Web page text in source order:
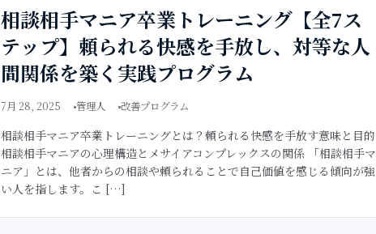
相談相手マニア卒業トレーニング【全7ス
テップ】頼られる快感を手放し、対等な人
間関係を築く実践プログラム
7月 28, 2025 管理人 改善プログラム
相談相手マニア卒業トレーニングとは？頼られる快感を手放す意味と目的
相談相手マニアの心理構造とメサイアコンプレックスの関係 「相談相手マ
ニア」とは、他者からの相談や頼られることで自己価値を感じる傾向が強
い人を指します。こ […]